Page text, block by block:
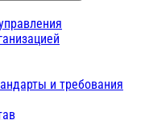
и требования